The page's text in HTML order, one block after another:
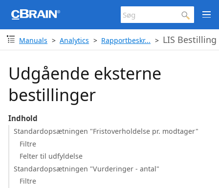
Manuals Analytics Rapportbeskr... LIS Bestilling
Udgående eksterne
bestillinger
Indhold
Standardopsætningen "Fristoverholdelse pr. modtager"
Filtre
Felter til udfyldelse
Standardopsætningen "Vurderinger - antal"
Filtre